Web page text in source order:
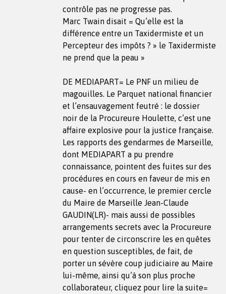
contrôle pas ne progresse pas.
Marc Twain disait = Qu’elle est la
différence entre un Taxidermiste et un
Percepteur des impôts ? » le Taxidermiste
ne prend que la peau »
DE MEDIAPART= Le PNF un milieu de
magouilles. Le Parquet national financier
et l’ensauvagement feutré : le dossier
noir de la Procureure Houlette, c’est une
affaire explosive pour la justice française.
Les rapports des gendarmes de Marseille,
dont MEDIAPART a pu prendre
connaissance, pointent des fuites sur des
procédures en cours en faveur de mis en
cause- en l’occurrence, le premier cercle
du Maire de Marseille Jean-Claude
GAUDIN(LR)- mais aussi de possibles
arrangements secrets avec la Procureure
pour tenter de circonscrire les en quêtes
en question susceptibles, de fait, de
porter un sévère coup judiciaire au Maire
lui-même, ainsi qu’à son plus proche
collaborateur, cliquez pour lire la suite=